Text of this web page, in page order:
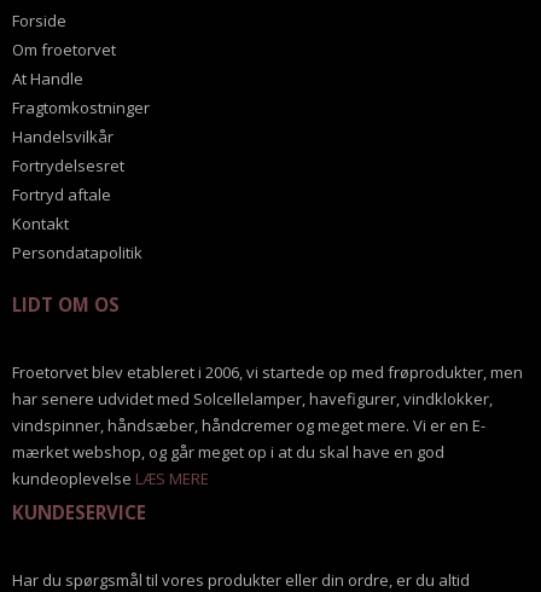
Forside
Om froetorvet
At Handle
Fragtomkostninger
Handelsvilkår
Fortrydelsesret
Fortryd aftale
Kontakt
Persondatapolitik
LIDT OM OS
Froetorvet blev etableret i 2006, vi startede op med frøprodukter, men
har senere udvidet med Solcellelamper, havefigurer, vindklokker,
vindspinner, håndsæber, håndcremer og meget mere. Vi er en E-
mærket webshop, og går meget op i at du skal have en god
kundeoplevelse LÆS MERE
KUNDESERVICE
Har du spørgsmål til vores produkter eller din ordre, er du altid